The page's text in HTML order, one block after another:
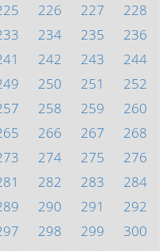
226 227
228
234 235
236
242 243
244
250 251
252
258 259
260
266 267
268
274 275
276
282 283
284
290 291
292
298 299
300